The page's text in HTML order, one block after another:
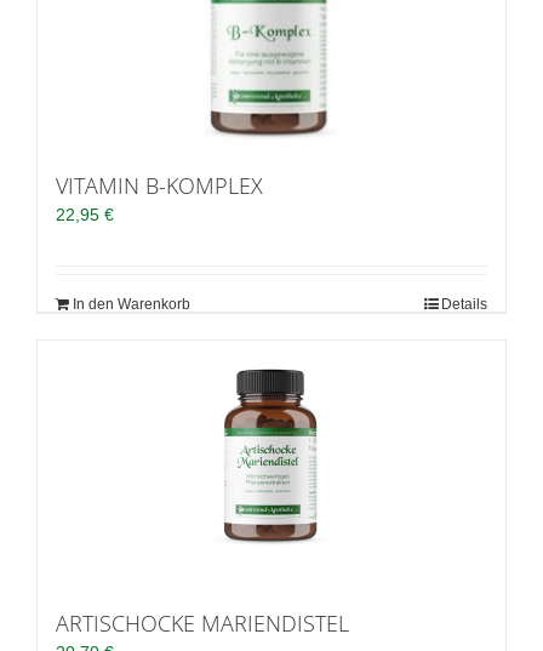
VITAMIN B-KOMPLEX
22,95 €
In den Warenkorb Details
ARTISCHOCKE MARIENDISTEL